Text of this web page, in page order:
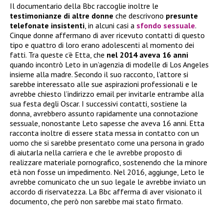
Il documentario della Bbc raccoglie inoltre le
testimonianze di altre donne che descrivono presunte
telefonate insistenti , in alcuni casi a sfondo sessuale.
Cinque donne affermano di aver ricevuto contatti di questo
tipo e quattro di loro erano adolescenti al momento dei
fatti. Tra queste c’è Etta, che nel 2014 aveva 16 anni
quando incontrò Leto in un’agenzia di modelle di Los Angeles
insieme alla madre. Secondo il suo racconto, l’attore si
sarebbe interessato alle sue aspirazioni professionali e le
avrebbe chiesto l’indirizzo email per invitarle entrambe alla
sua festa degli Oscar. I successivi contatti, sostiene la
donna, avrebbero assunto rapidamente una connotazione
sessuale, nonostante Leto sapesse che aveva 16 anni. Etta
racconta inoltre di essere stata messa in contatto con un
uomo che si sarebbe presentato come una persona in grado
di aiutarla nella carriera e che le avrebbe proposto di
realizzare materiale pornografico, sostenendo che la minore
età non fosse un impedimento. Nel 2016, aggiunge, Leto le
avrebbe comunicato che un suo legale le avrebbe inviato un
accordo di riservatezza. La Bbc afferma di aver visionato il
documento, che però non sarebbe mai stato firmato.